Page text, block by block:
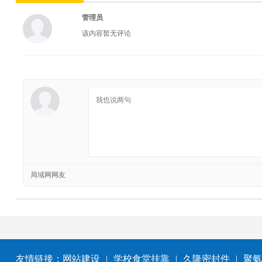
管理员
该内容暂无评论
局域网网友
友情链接： 网站建设 | 学校食堂挂靠 | 久隆密封件 | 聚